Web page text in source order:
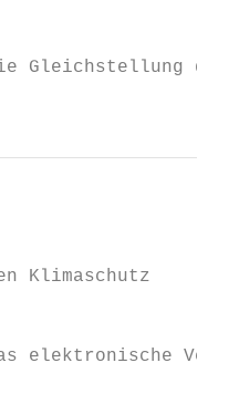
Gleichstellung der
Klimaschutz
elektronische